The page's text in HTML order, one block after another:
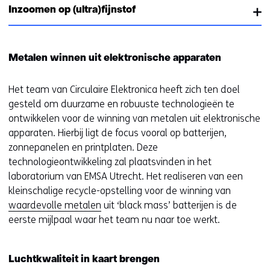
Inzoomen op (ultra)fijnstof
Metalen winnen uit elektronische apparaten
Het team van Circulaire Elektronica heeft zich ten doel
gesteld om duurzame en robuuste technologieën te
ontwikkelen voor de winning van metalen uit elektronische
apparaten. Hierbij ligt de focus vooral op batterijen,
zonnepanelen en printplaten. Deze
technologieontwikkeling zal plaatsvinden in het
laboratorium van EMSA Utrecht. Het realiseren van een
kleinschalige recycle-opstelling voor de winning van
waardevolle metalen uit ‘black mass’ batterijen is de
eerste mijlpaal waar het team nu naar toe werkt.
Luchtkwaliteit in kaart brengen